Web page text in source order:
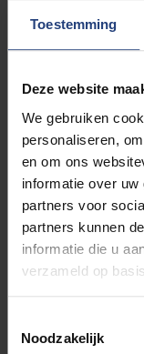
Toestemming
Deze website
We gebruiken
personaliseren,
en om ons
informatie over
partners voor
partners kunnen
informatie die u
verzameld op
Noodzakelijk
Chinezen